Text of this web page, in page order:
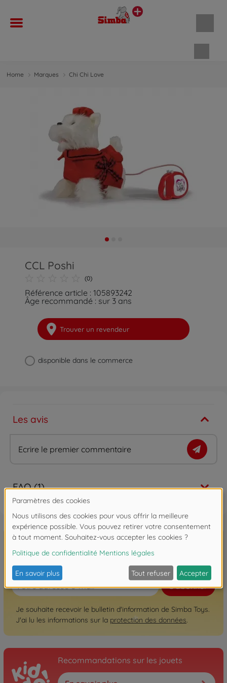
Home Marques Chi Chi Love
CCL Poshi
(0)
Référence article : 105893242
Âge recommandé : sur 3 ans
Trouver un revendeur
disponible dans le commerce
Les avis
Ecrire le premier commentaire
FAQ (1)
Inscrivez-vous à la newsletter ici!
S'abonner
Je souhaite recevoir le bulletin d'information de Simba Toys.
J'ai lu les informations sur la protection des données.
Recommandations sur les jouets